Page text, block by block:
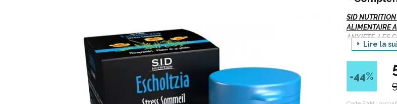
SID NUTRITION
ALIMENTAIRE
ANXIETE,
Difficultés
Lire la
-44%